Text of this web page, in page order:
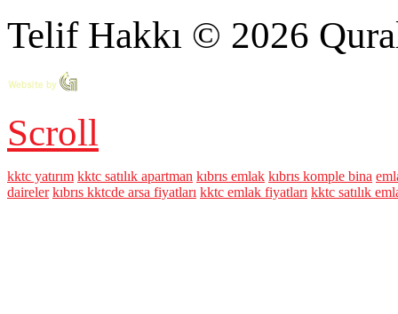
Telif Hakkı © 2026
Scroll
kktc yatırım kktc satılık apartman kıbrıs emlak kıbrıs komple bina
daireler kıbrıs kktcde arsa fiyatları kktc emlak fiyatları kktc satılık